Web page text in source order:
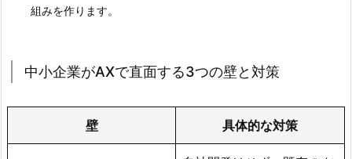
組みを作ります。
中小企業がAXで直面する3つの壁と対策
壁 具体的な対策